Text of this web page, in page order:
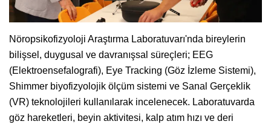
Nöropsikofizyoloji Araştırma Laboratuvarı'nda bireylerin
bilişsel, duygusal ve davranışsal süreçleri; EEG
(Elektroensefalografi), Eye Tracking (Göz İzleme Sistemi),
Shimmer biyofizyolojik ölçüm sistemi ve Sanal Gerçeklik
(VR) teknolojileri kullanılarak incelenecek. Laboratuvarda
göz hareketleri, beyin aktivitesi, kalp atım hızı ve deri